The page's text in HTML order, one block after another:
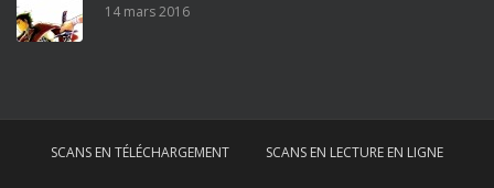
r
d
14 mars 2016
SCANS EN TÉLÉCHARGEMENT SCANS EN LECTURE EN LIGNE